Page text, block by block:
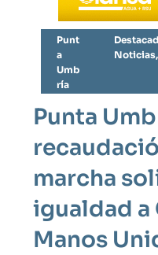
Punt
a
Umb
ría
Noticias
Punta
marcha
igualdad a
Manos